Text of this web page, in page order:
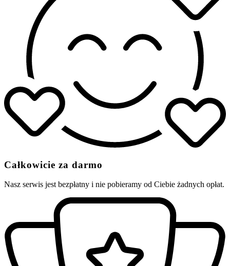
Całkowicie za darmo
Nasz serwis jest bezpłatny i nie pobieramy od Ciebie żadnych opłat.